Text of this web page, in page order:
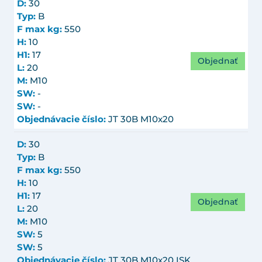
D: 30
Typ: B
F max kg: 550
H: 10
H1: 17
L: 20
M: M10
SW: -
SW: -
Objednávacie číslo: JT 30B M10x20
Objednať
D: 30
Typ: B
F max kg: 550
H: 10
H1: 17
L: 20
M: M10
SW: 5
SW: 5
Objednať